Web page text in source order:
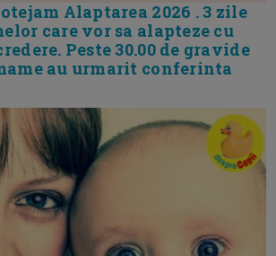
Alaptarea 2026 . 3 zile
care vor sa alapteze cu
Peste 30.00 de gravide
au urmarit conferinta